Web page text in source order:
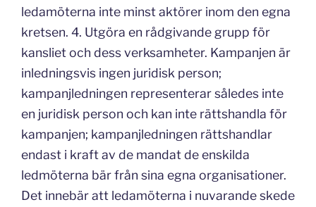
ledamöterna inte minst aktörer inom den egna
kretsen. 4. Utgöra en rådgivande grupp för
kansliet och dess verksamheter. Kampanjen är
inledningsvis ingen juridisk person;
kampanjledningen representerar således inte
en juridisk person och kan inte rättshandla för
kampanjen; kampanjledningen rättshandlar
endast i kraft av de mandat de enskilda
ledmöterna bär från sina egna organisationer.
Det innebär att ledamöterna i nuvarande skede